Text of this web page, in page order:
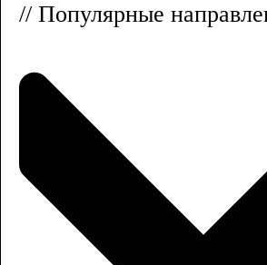
// Популярные